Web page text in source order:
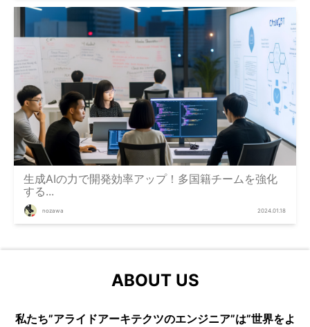
生成AIの力で開発効率アップ！多国籍チームを強化
する...
nozawa 2024.01.18
ABOUT US
私たち”アライドアーキテクツのエンジニア”は”世界をよ